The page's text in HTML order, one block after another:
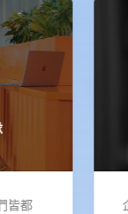
皆都